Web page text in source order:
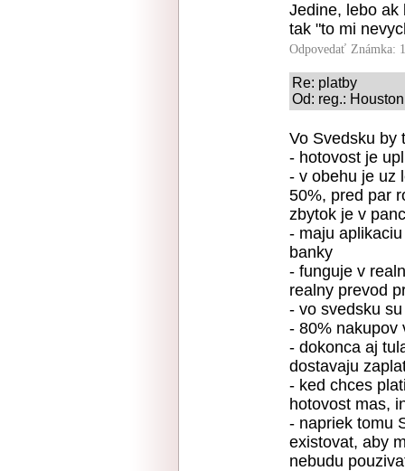
Jedine, lebo ak
tak "to mi
Odpovedať Známka:
Re: platby
Od: reg.:
Vo Svedsku by
- hotovost je
- v obehu je uz
50%, pred par
zbytok je v
- maju
banky
- funguje v
realny prevod
- vo svedsku
- 80% nakupov
- dokonca aj
dostavaju
- ked chces
hotovost mas,
- napriek tomu
existovat, aby
nebudu